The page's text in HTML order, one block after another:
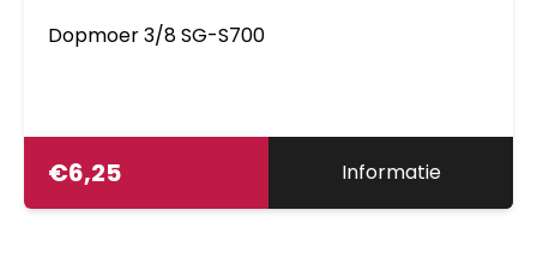
Dopmoer 3/8 SG-S700
€6,25 Informatie